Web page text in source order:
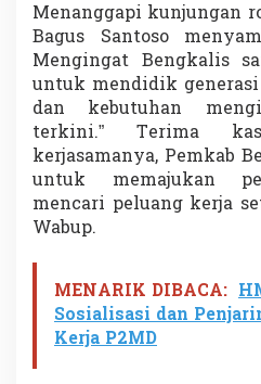
Menanggapi kunjungan
Bagus Santoso
Mengingat Bengkalis
untuk mendidik generasi
dan kebutuhan
terkini.” Terima
kerjasamanya, Pemkab
untuk memajukan
mencari peluang kerja
Wabup.
MENARIK DIBACA:
Sosialisasi dan
Kerja P2MD